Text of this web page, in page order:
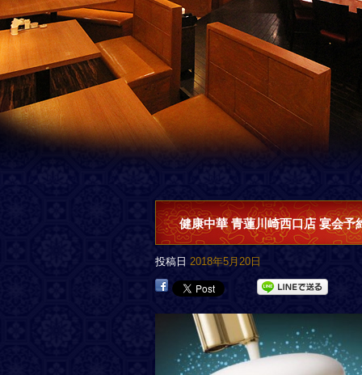
健康中華 青蓮川崎西口店 宴会予
投稿日 2018年5月20日